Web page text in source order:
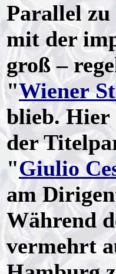
Parallel zu
mit der
groß –
"Wiener
blieb. Hier
der
"Giulio
am
Während
vermehrt